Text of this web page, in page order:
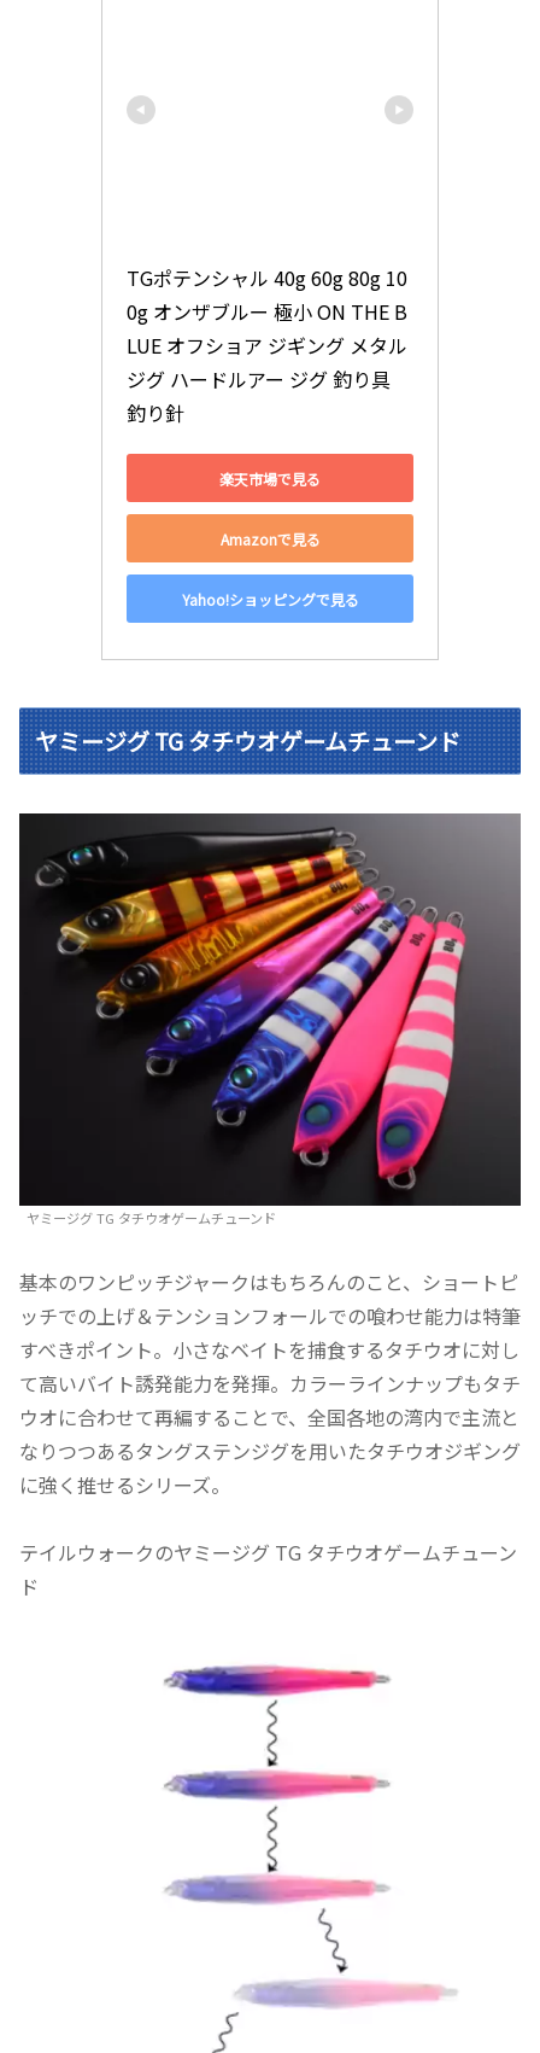
TGポテンシャル 40g 60g 80g 10
0g オンザブルー 極小 ON THE B
LUE オフショア ジギング メタル
ジグ ハードルアー ジグ 釣り具
釣り針
楽天市場で見る
Amazonで見る
Yahoo!ショッピングで見る
ヤミージグ TG タチウオゲームチューンド
ヤミージグ TG タチウオゲームチューンド
基本のワンピッチジャークはもちろんのこと、ショートピ
ッチでの上げ＆テンションフォールでの喰わせ能力は特筆
すべきポイント。小さなベイトを捕食するタチウオに対し
て高いバイト誘発能力を発揮。カラーラインナップもタチ
ウオに合わせて再編することで、全国各地の湾内で主流と
なりつつあるタングステンジグを用いたタチウオジギング
に強く推せるシリーズ。
テイルウォークのヤミージグ TG タチウオゲームチューン
ド